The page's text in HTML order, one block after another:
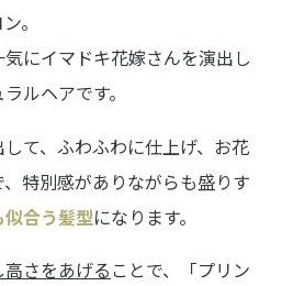
。
にイマドキ花嫁さんを演出し
ルヘアです。
て、ふわふわに仕上げ、お花
特別感がありながらも盛りす
合う髪型になります。
さをあげる ことで、「プリン